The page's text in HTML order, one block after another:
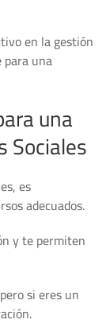
en la gestión
una
una
Sociales
es
adecuados.
y te permiten
si eres un